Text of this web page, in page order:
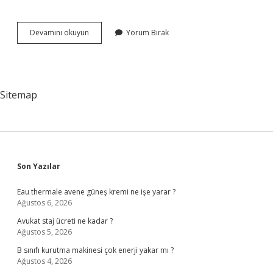
Devamını okuyun
Hangi
Yorum Bırak
Sitemap
Sidebar
Son Yazılar
Eau thermale avene güneş kremi ne işe yarar ?
Ağustos 6, 2026
Avukat staj ücreti ne kadar ?
Ağustos 5, 2026
B sınıfı kurutma makinesi çok enerji yakar mı ?
Ağustos 4, 2026